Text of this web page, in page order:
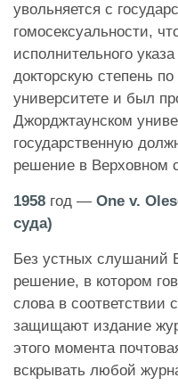
увольняется с
гомосексуальности,
исполнительного
докторскую степень
университете и был
Джорджтаунском
государственную
решение в Верховном
1958 год — One v.
суда)
Без устных слушаний
решение, в котором
слова в соответствии
защищают издание
этого момента
вскрывать любой